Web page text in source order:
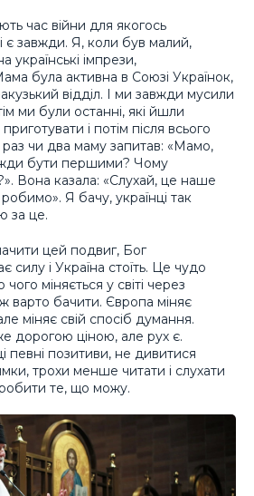
час війни для якогось
є завжди. Я, коли був малий,
імпрези,
була активна в Союзі Українок,
відділ. І ми завжди мусили
ми були останні, які йшли
і потім після всього
чи два маму запитав: «Мамо,
бути першими? Чому
Вона казала: «Слухай, це наше
Я бачу, українці так
за це.
цей подвиг, Бог
силу і Україна стоїть. Це чудо
чого міняється у світі через
варто бачити. Європа міняє
міняє свій спосіб думання.
дорогою ціною, але рух є.
певні позитиви, не дивитися
трохи менше читати і слухати
те, що можу.